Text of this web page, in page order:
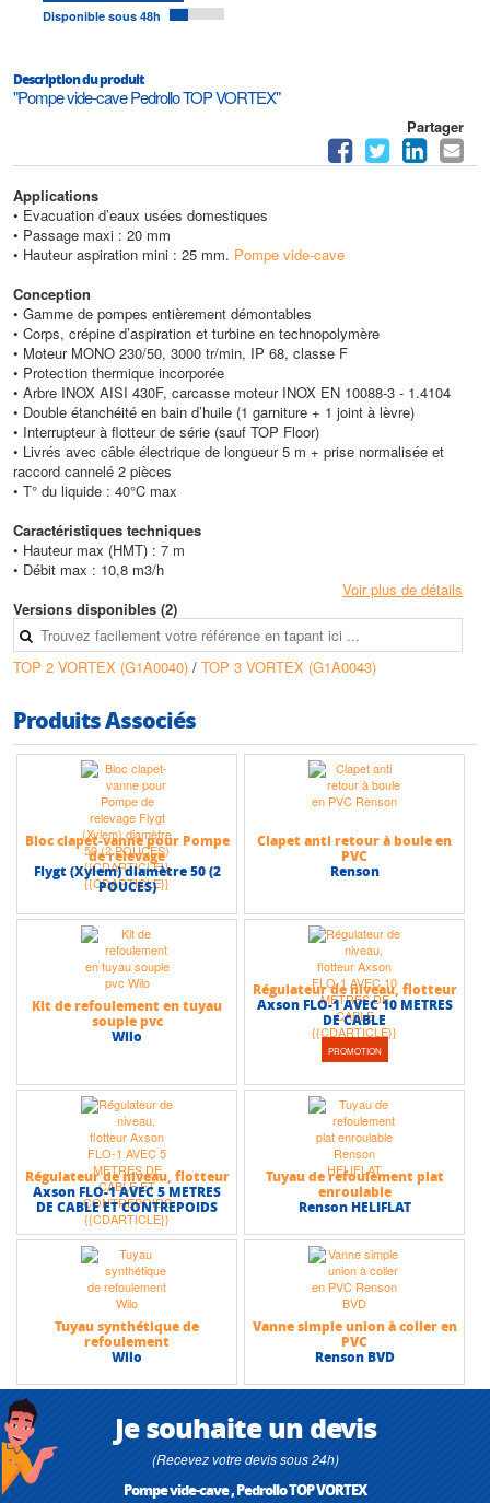
Disponible sous 48h
Description du produit
"Pompe vide-cave Pedrollo TOP VORTEX"
Partager
Applications
• Evacuation d’eaux usées domestiques
• Passage maxi : 20 mm
• Hauteur aspiration mini : 25 mm. Pompe vide-cave
Conception
• Gamme de pompes entièrement démontables
• Corps, crépine d’aspiration et turbine en technopolymère
• Moteur MONO 230/50, 3000 tr/min, IP 68, classe F
• Protection thermique incorporée
• Arbre INOX AISI 430F, carcasse moteur INOX EN 10088-3 - 1.4104
• Double étanchéité en bain d’huile (1 garniture + 1 joint à lèvre)
• Interrupteur à flotteur de série (sauf TOP Floor)
• Livrés avec câble électrique de longueur 5 m + prise normalisée et
raccord cannelé 2 pièces
• T° du liquide : 40°C max
Caractéristiques techniques
• Hauteur max (HMT) : 7 m
• Débit max : 10,8 m3/h
Voir plus de détails
Versions disponibles (2)
TOP 2 VORTEX (G1A0040) / TOP 3 VORTEX (G1A0043)
Produits Associés
Bloc clapet-vanne pour Pompe
de relevage
Flygt (Xylem) diamètre 50 (2
POUCES)
Clapet anti retour à boule en
PVC
Renson
Kit de refoulement en tuyau
souple pvc
Wilo
PROMOTION
Régulateur de niveau, flotteur
Axson FLO-1 AVEC 10 METRES
DE CABLE
Régulateur de niveau, flotteur
Axson FLO-1 AVEC 5 METRES
DE CABLE ET CONTREPOIDS
Tuyau de refoulement plat
enroulable
Renson HELIFLAT
Tuyau synthétique de
refoulement
Wilo
Vanne simple union à coller en
PVC
Renson BVD
Je souhaite un devis
(Recevez votre devis sous 24h)
Pompe vide-cave , Pedrollo TOP VORTEX